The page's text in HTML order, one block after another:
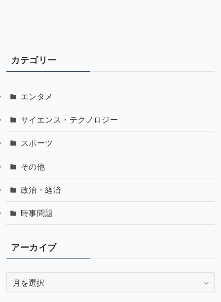
カテゴリー
エンタメ
サイエンス・テクノロジー
スポーツ
その他
政治・経済
時事問題
アーカイブ